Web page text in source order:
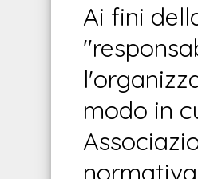
Ai fini
modo in